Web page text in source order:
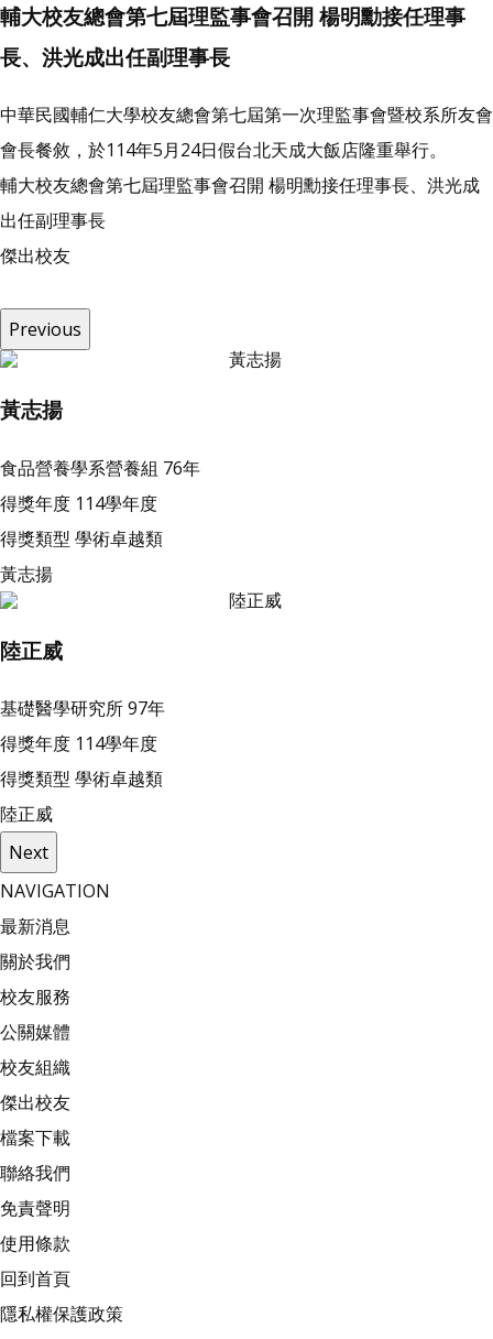
輔大校友總會第七屆理監事會召開 楊明勳接任理事
長、洪光成出任副理事長
中華民國輔仁大學校友總會第七屆第一次理監事會暨校系所友會
會長餐敘，於114年5月24日假台北天成大飯店隆重舉行。
輔大校友總會第七屆理監事會召開 楊明勳接任理事長、洪光成
出任副理事長
傑出校友
Previous
黃志揚
食品營養學系營養組 76年
得獎年度 114學年度
得獎類型 學術卓越類
黃志揚
陸正威
基礎醫學研究所97年
得獎年度 114學年度
得獎類型 學術卓越類
陸正威
Next
NAVIGATION
最新消息
關於我們
校友服務
公關媒體
校友組織
傑出校友
檔案下載
聯絡我們
免責聲明
使用條款
回到首頁
隱私權保護政策